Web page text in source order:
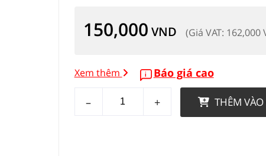
150,000 VND (Giá VAT: 162,000
Xem thêm Báo giá cao
– + THÊM